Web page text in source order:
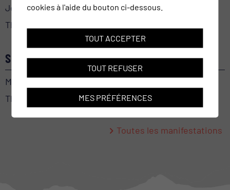
Jeudi 24 septembre 2026
Théâtre le Baladin
SECRET(S) MÉDICAL
Mercredi 30 septembre 2026
Théâtre le Baladin
Toutes les manifestations
cookies à l'aide du bouton ci-dessous.
TOUT ACCEPTER
TOUT REFUSER
MES PRÉFÉRENCES